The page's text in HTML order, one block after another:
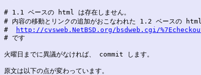
# 1.1 ベースの html は存在しません。
# 内容の移動とリンクの追加がおこなわれた 1.2 ベースの
#
http://cvsweb.NetBSD.org/bsdweb.cgi/
# です
火曜日までに異議がなければ、 commit します。
原文は以下の点が変わっています。